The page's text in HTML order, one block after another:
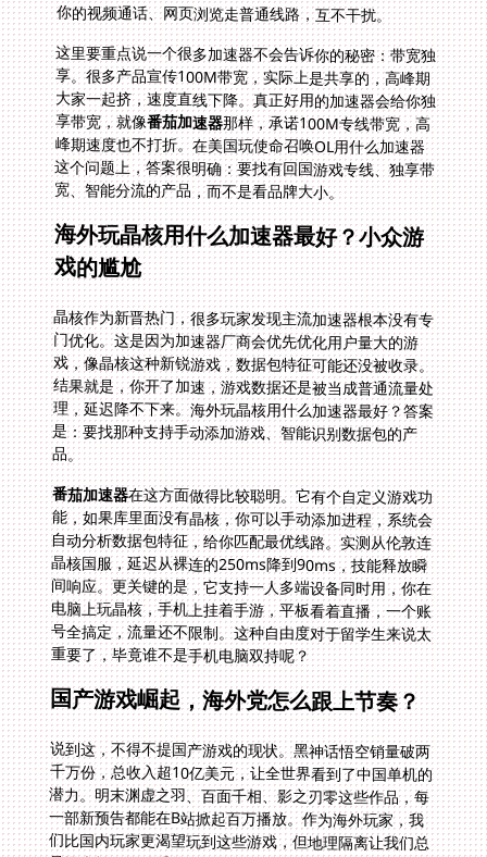
你的视频通话、网页浏览走普通线路，互不干扰。
这里要重点说一个很多加速器不会告诉你的秘密：带宽独
享。很多产品宣传100M带宽，实际上是共享的，高峰期
大家一起挤，速度直线下降。真正好用的加速器会给你独
享带宽，就像番茄加速器那样，承诺100M专线带宽，高
峰期速度也不打折。在美国玩使命召唤OL用什么加速器
这个问题上，答案很明确：要找有回国游戏专线、独享带
宽、智能分流的产品，而不是看品牌大小。
海外玩晶核用什么加速器最好？小众游
戏的尴尬
晶核作为新晋热门，很多玩家发现主流加速器根本没有专
门优化。这是因为加速器厂商会优先优化用户量大的游
戏，像晶核这种新锐游戏，数据包特征可能还没被收录。
结果就是，你开了加速，游戏数据还是被当成普通流量处
理，延迟降不下来。海外玩晶核用什么加速器最好？答案
是：要找那种支持手动添加游戏、智能识别数据包的产
品。
番茄加速器在这方面做得比较聪明。它有个自定义游戏功
能，如果库里面没有晶核，你可以手动添加进程，系统会
自动分析数据包特征，给你匹配最优线路。实测从伦敦连
晶核国服，延迟从裸连的250ms降到90ms，技能释放瞬
间响应。更关键的是，它支持一人多端设备同时用，你在
电脑上玩晶核，手机上挂着手游，平板看着直播，一个账
号全搞定，流量还不限制。这种自由度对于留学生来说太
重要了，毕竟谁不是手机电脑双持呢？
国产游戏崛起，海外党怎么跟上节奏？
说到这，不得不提国产游戏的现状。黑神话悟空销量破两
千万份，总收入超10亿美元，让全世界看到了中国单机的
潜力。明末渊虚之羽、百面千相、影之刃零这些作品，每
一部新预告都能在B站掀起百万播放。作为海外玩家，我
们比国内玩家更渴望玩到这些游戏，但地理隔离让我们总
是慢半拍。更难受的是，很多国产游戏首发只有国服，海